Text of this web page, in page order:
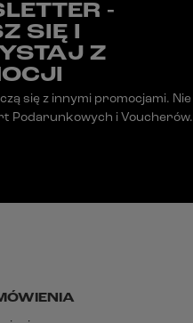
-
SIĘ I
Z
się z innymi promocjami. Nie
Podarunkowych i Voucherów.